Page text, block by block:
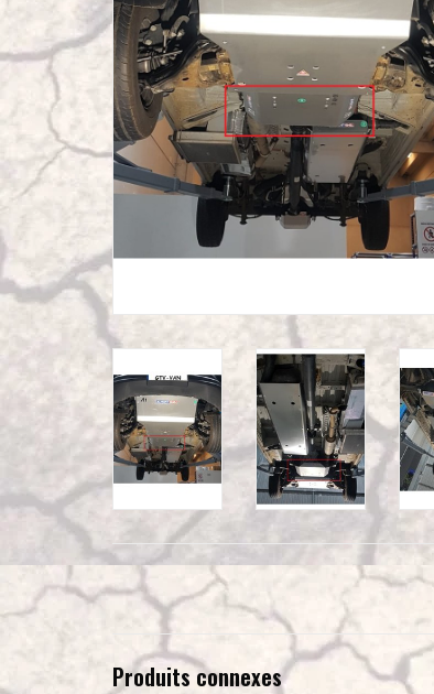
Produits connexes